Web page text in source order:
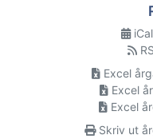
Excel
Excel
Excel
Skriv ut